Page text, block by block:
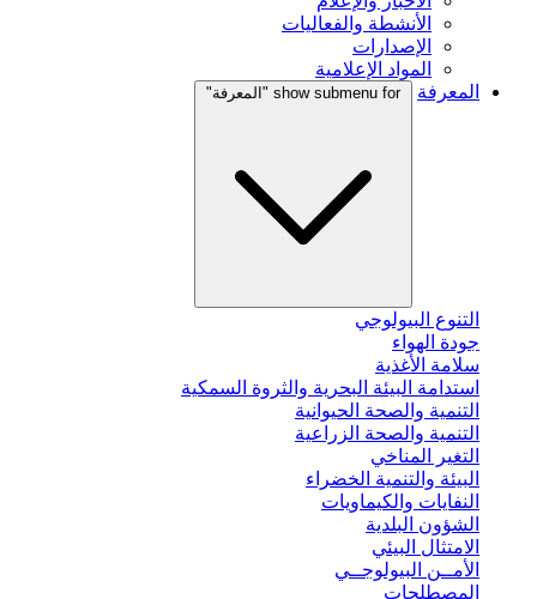
الأنشطة والفعاليات
الإصدارات
المواد الإعلامية
المعرفة
show submenu for "المعرفة"
التنوع البيولوجي
جودة الهواء
سلامة الأغذية
استدامة البيئة البحرية والثروة السمكية
التنمية والصحة الحيوانية
التنمية والصحة الزراعية
التغير المناخي
البيئة والتنمية الخضراء
النفايات والكيماويات
الشؤون البلدية
الامتثال البيئي
الأمــن البيولوجــي
المصطلحات